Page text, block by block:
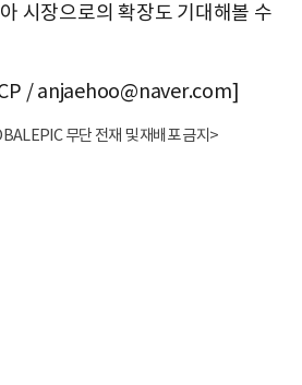
시장으로의 확장도 기대해볼 수
/ anjaehoo@naver.com]
무단 전재 및 재배포 금지>